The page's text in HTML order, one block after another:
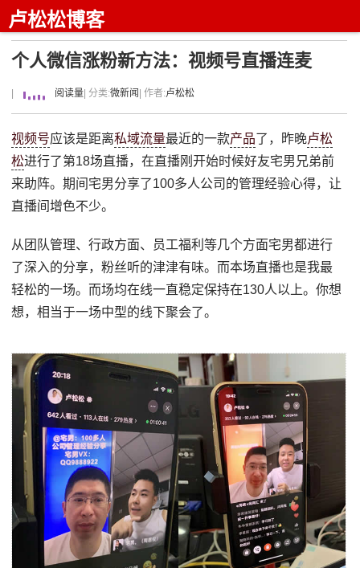
卢松松博客
个人微信涨粉新方法：视频号直播连麦
阅读量 | 分类:微新闻 | 作者:卢松松
视频号应该是距离私域流量最近的一款产品了，昨晚卢松
松进行了第18场直播，在直播刚开始时候好友宅男兄弟前
来助阵。期间宅男分享了100多人公司的管理经验心得，让
直播间增色不少。
从团队管理、行政方面、员工福利等几个方面宅男都进行
了深入的分享，粉丝听的津津有味。而本场直播也是我最
轻松的一场。而场均在线一直稳定保持在130人以上。你想
想，相当于一场中型的线下聚会了。